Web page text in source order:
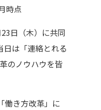
時点
日（木）に共同
は「連絡とれる
のノウハウを皆
働き方改革」に